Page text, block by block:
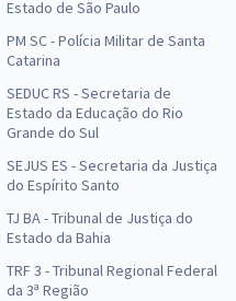
Estado de São Paulo
PM SC - Polícia Militar de Santa
Catarina
SEDUC RS - Secretaria de
Estado da Educação do Rio
Grande do Sul
SEJUS ES - Secretaria da Justiça
do Espírito Santo
TJ BA - Tribunal de Justiça do
Estado da Bahia
TRF 3 - Tribunal Regional Federal
da 3ª Região